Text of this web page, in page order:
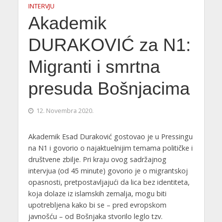
INTERVJU
Akademik
DURAKOVIĆ za N1:
Migranti i smrtna
presuda Bošnjacima
12. Novembra 2020.
Akademik Esad Duraković gostovao je u Pressingu
na N1 i govorio o najaktuelnijim temama političke i
društvene zbilje. Pri kraju ovog sadržajnog
intervjua (od 45 minute) govorio je o migrantskoj
opasnosti, pretpostavljajući da lica bez identiteta,
koja dolaze iz islamskih zemalja, mogu biti
upotrebljena kako bi se – pred evropskom
javnošću – od Bošnjaka stvorilo leglo tzv.